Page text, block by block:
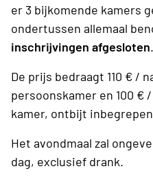
er 3 bijkomende kamers
ondertussen allemaal
inschrijvingen afgesloten
De prijs bedraagt 110 € /
persoonskamer en 100 €
kamer, ontbijt
Het avondmaal zal
dag, exclusief drank.